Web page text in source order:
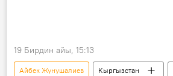
19 Бирдин айы, 15:13
Айбек Жунушалиев Кыргызстан